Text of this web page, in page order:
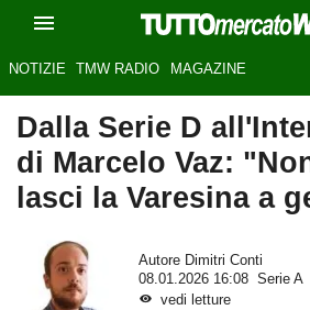
NOTIZIE TMW RADIO MAGAZINE
Dalla Serie D
di Marcelo Vaz:
lasci la Varesina a
Autore Dimitri Conti
08.01.2026 16:08
Serie A
vedi letture